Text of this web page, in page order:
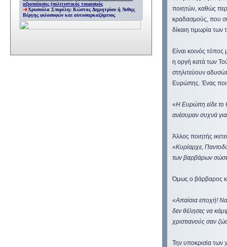
ποιητών, καθώς
κραδασμούς, που
δίκαιη τιμωρία των
Είναι κοινός τόπος
η οργή κατά των
στηλιτεύουν
Ευρώπης. Ένας
«Η Ευρώπη είδε το
ανέσυραν συχνά
Άλλος ποιητής
«Κυρίαρχε,
των βαρβάρων
Όμως ο βάρβαρος
«Απαίσια εποχή! Να
δεν θέλησες να
χριστιανούς σαν
Την υποκρισία των
αξιοποίησης (πολιτιστικός τουρισμός
Χρυσούλα Σπυρέλη: Κώστας Δημητρίου ή Άνθης
Βέργης φιλοσοφών και αυτοσαρκαζόμενος